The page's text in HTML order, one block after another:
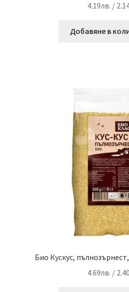
4.19лв. /
Добавяне в
Био Кускус,
4.69лв. /